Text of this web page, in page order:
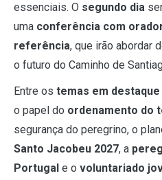
essenciais. O segundo dia
uma conferência com
referência, que irão abordar
o futuro do Caminho de
Entre os temas em destaque
o papel do ordenamento do
segurança do peregrino, o
Santo Jacobeu 2027, a
Portugal e o voluntariado